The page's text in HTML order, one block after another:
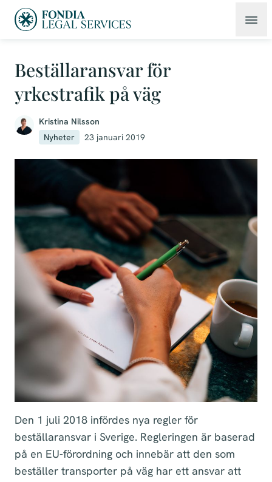
Beställaransvar för
yrkestrafik på väg
Kristina Nilsson
Nyheter
23 januari 2019
Den 1 juli 2018 infördes nya regler för
beställaransvar i Sverige. Regleringen är baserad
på en EU-förordning och innebär att den som
beställer transporter på väg har ett ansvar att